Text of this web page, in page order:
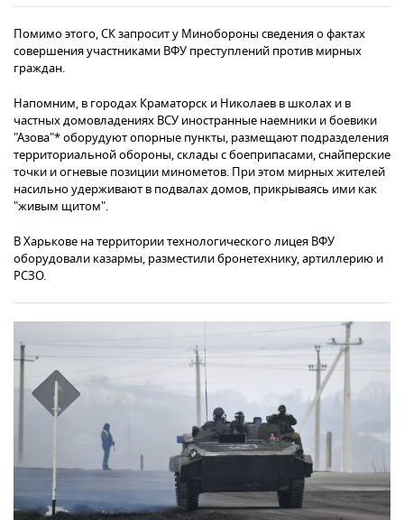
Помимо этого, СК запросит у Минобороны сведения о фактах
совершения участниками ВФУ преступлений против мирных
граждан.
Напомним, в городах Краматорск и Николаев в школах и в
частных домовладениях ВСУ иностранные наемники и боевики
"Азова"* оборудуют опорные пункты, размещают подразделения
территориальной обороны, склады с боеприпасами, снайперские
точки и огневые позиции минометов. При этом мирных жителей
насильно удерживают в подвалах домов, прикрываясь ими как
"живым щитом".
В Харькове на территории технологического лицея ВФУ
оборудовали казармы, разместили бронетехнику, артиллерию и
РСЗО.